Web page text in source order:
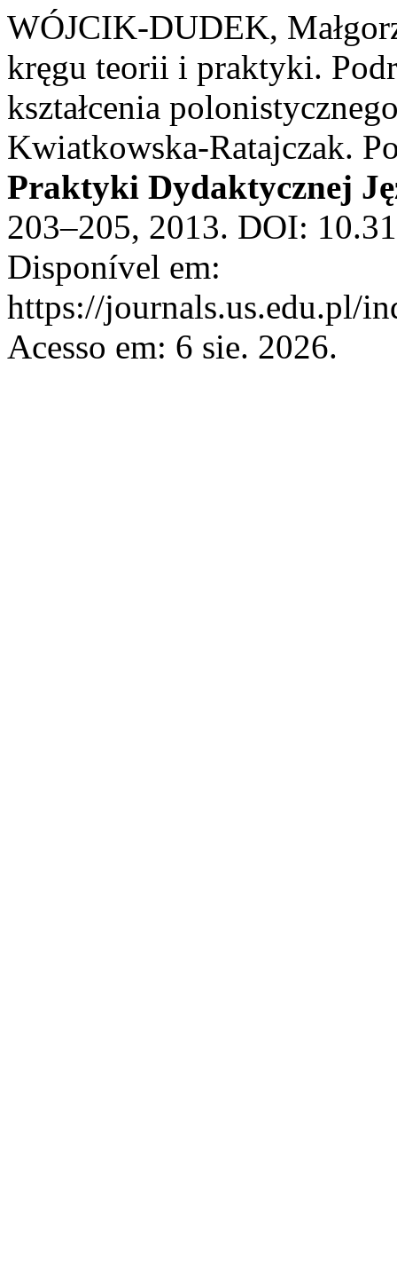
WÓJCIK-DUDEK,
kręgu teorii i praktyki.
kształcenia
Kwiatkowska‑Ratajczak.
Praktyki Dydaktycznej
203–205, 2013. DOI:
Disponível em:
https://journals.us.edu.pl/
Acesso em: 6 sie. 2026.